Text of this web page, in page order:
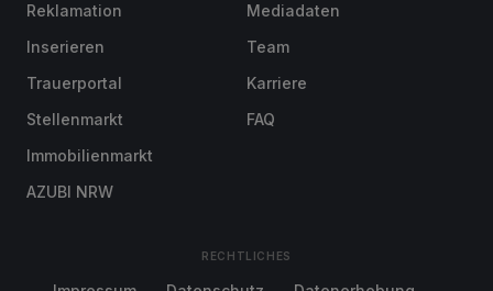
Reklamation
Inserieren
Trauerportal
Stellenmarkt
Immobilienmarkt
AZUBI NRW
Mediadaten
Team
Karriere
FAQ
RECHTLICHES